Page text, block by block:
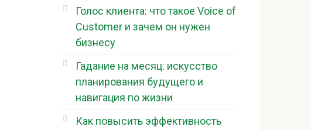
Голос клиента: что такое Voice of
Customer и зачем он нужен
бизнесу
Гадание на месяц: искусство
планирования будущего и
навигация по жизни
Как повысить эффективность